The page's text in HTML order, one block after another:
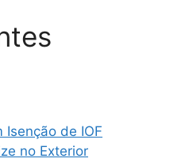
de IOF
no Exterior